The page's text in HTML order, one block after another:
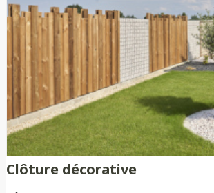
Clôture décorative